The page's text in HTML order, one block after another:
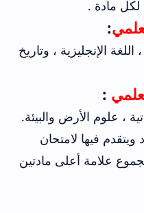
:
اللغة الإنجليزية ، وتاريخ
:
، علوم الأرض والبيئة.
ويتقدم فيها لامتحان
علامة أعلى مادتين